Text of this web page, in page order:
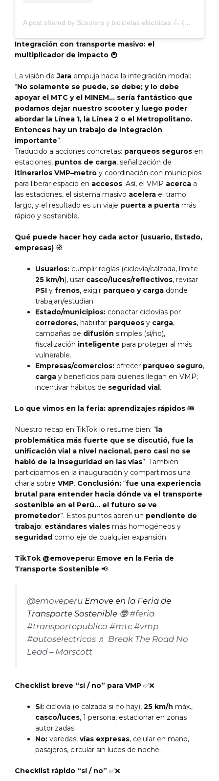
A post shared by Scooters y bicicletas eléctricas 🛴 (@emoveperu)
Integración con transporte masivo: el
multiplicador de impacto 🚇
La visión deJara empuja hacia la integración modal:
“No solamente se puede, se debe; y lo debe
apoyar el MTC y el MINEM… sería fantástico que
podamos dejar nuestro scooter y luego poder
abordar la Línea 1, la Línea 2 o el Metropolitano.
Entonces hay un trabajo de integración
importante”.
Traducido a acciones concretas: parqueos seguros en
estaciones, puntos de carga, señalización de
itinerarios VMP–metro y coordinación con municipios
para liberar espacio en accesos. Así, el VMP acerca a
las estaciones, el sistema masivo acelera el tramo
largo, y el resultado es un viaje puerta a puerta más
rápido y sostenible.
Qué puede hacer hoy cada actor (usuario, Estado,
empresas) 🧭
Usuarios: cumplir reglas (ciclovía/calzada, límite
25 km/h), usar casco/luces/reflectivos, revisar
PSI y frenos, exigir parqueo y carga donde
trabajan/estudian.
Estado/municipios: conectar ciclovías por
corredores, habilitar parqueos y carga,
campañas de difusión simples (sí/no),
fiscalización inteligente para proteger al más
vulnerable.
Empresas/comercios: ofrecer parqueo seguro,
carga y beneficios para quienes llegan en VMP;
incentivar hábitos de seguridad vial.
Lo que vimos en la feria: aprendizajes rápidos 🎟️
Nuestro recap en TikTok lo resume bien: “la
problemática más fuerte que se discutió, fue la
unificación vial a nivel nacional, pero casi no se
habló de la inseguridad en las vías”. También
participamos en la inauguración y compartimos una
charla sobre VMP. Conclusión: “fue una experiencia
brutal para entender hacia dónde va el transporte
sostenible en el Perú… el futuro se ve
prometedor”. Estos puntos abren un pendiente de
trabajo: estándares viales más homogéneos y
seguridad como eje de cualquier expansión.
TikTok @emoveperu: Emove en la Feria de
Transporte Sostenible 📢
@emoveperu Emove en la Feria de
Transporte Sostenible 🤓#feria
#transportepublico #mtc #vmp
#autoselectricos ♬ Break The Road No
Lead – Marscott
Checklist breve “sí / no” para VMP ✅❌
Sí: ciclovía (o calzada si no hay), 25 km/h máx.,
casco/luces, 1 persona, estacionar en zonas
autorizadas.
No: veredas, vías expresas, celular en mano,
pasajeros, circular sin luces de noche.
Checklist rápido “sí / no” ✅❌